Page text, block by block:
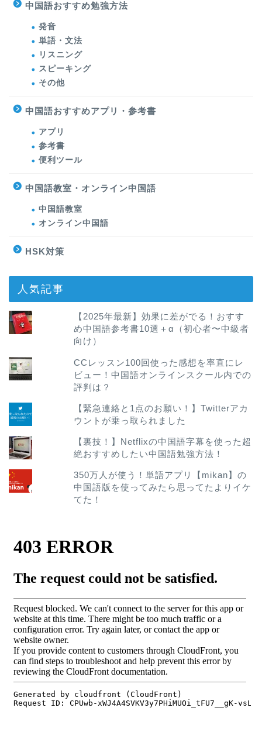
中国語おすすめ勉強方法
発音
単語・文法
リスニング
スピーキング
その他
中国語おすすめアプリ・参考書
アプリ
参考書
便利ツール
中国語教室・オンライン中国語
中国語教室
オンライン中国語
HSK対策
人気記事
【2025年最新】効果に差がでる！おすす
め中国語参考書10選＋α（初心者〜中級者
向け）
CCレッスン100回使った感想を率直にレ
ビュー！中国語オンラインスクール内での
評判は？
【緊急連絡と1点のお願い！】Twitterアカ
ウントが乗っ取られました
【裏技！】Netflixの中国語字幕を使った超
絶おすすめしたい中国語勉強方法！
350万人が使う！単語アプリ【mikan】の
中国語版を使ってみたら思ってたよりイケ
てた！